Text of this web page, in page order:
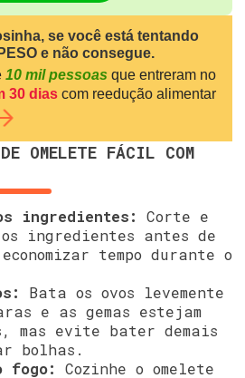
se você está tentando
e não consegue.
10 mil pessoas que entreram no
30 dias com reedução alimentar
OMELETE FÁCIL COM
ingredientes:
Corte e
ingredientes antes de
tempo durante o
Bata os ovos levemente
e as gemas estejam
mas evite bater demais
bolhas.
fogo:
Cozinhe o omelete